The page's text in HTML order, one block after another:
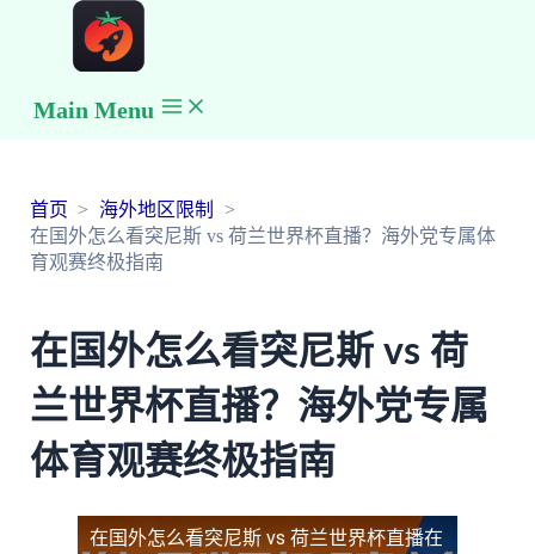
Main Menu
首页
海外地区限制
在国外怎么看突尼斯 vs 荷兰世界杯直播？海外党专属体
育观赛终极指南
在国外怎么看突尼斯 vs 荷
兰世界杯直播？海外党专属
体育观赛终极指南
在国外怎么看突尼斯 vs 荷兰世界杯直播在